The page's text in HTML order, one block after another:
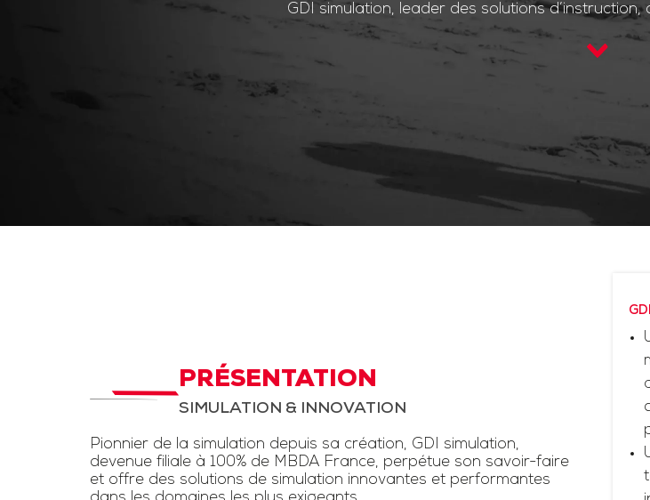
GDI simulation, leader des solutions d’instruction,
PRÉSENTATION
SIMULATION & INNOVATION
Pionnier de la simulation depuis sa création, GDI simulation,
devenue filiale à 100% de MBDA France, perpétue son savoir-faire
et offre des solutions de simulation innovantes et performantes